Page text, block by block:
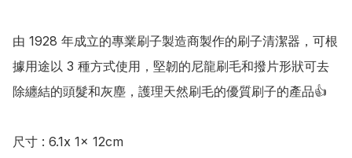
由 1928 年成立的專業刷子製造商製作的刷子清潔器，可根
據用途以 3 種方式使用，堅韌的尼龍刷毛和撥片形狀可去
除纏結的頭髮和灰塵，護理天然刷毛的優質刷子的產品👍
尺寸 : 6.1x 1x 12cm